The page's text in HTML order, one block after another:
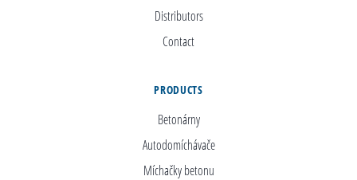
Distributors
Contact
PRODUCTS
Betonárny
Autodomíchávače
Míchačky betonu